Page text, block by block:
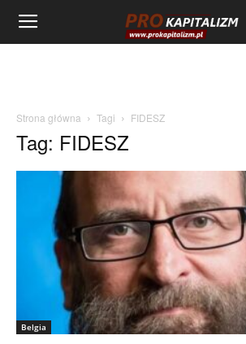
Strona główna Tagi FIDESZ
Tag: FIDESZ
Belgia